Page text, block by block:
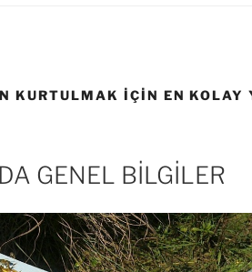
KURTULMAK IÇIN EN KOLAY
GENEL BİLGİLER